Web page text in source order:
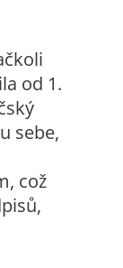
od 1.
sebe,
což